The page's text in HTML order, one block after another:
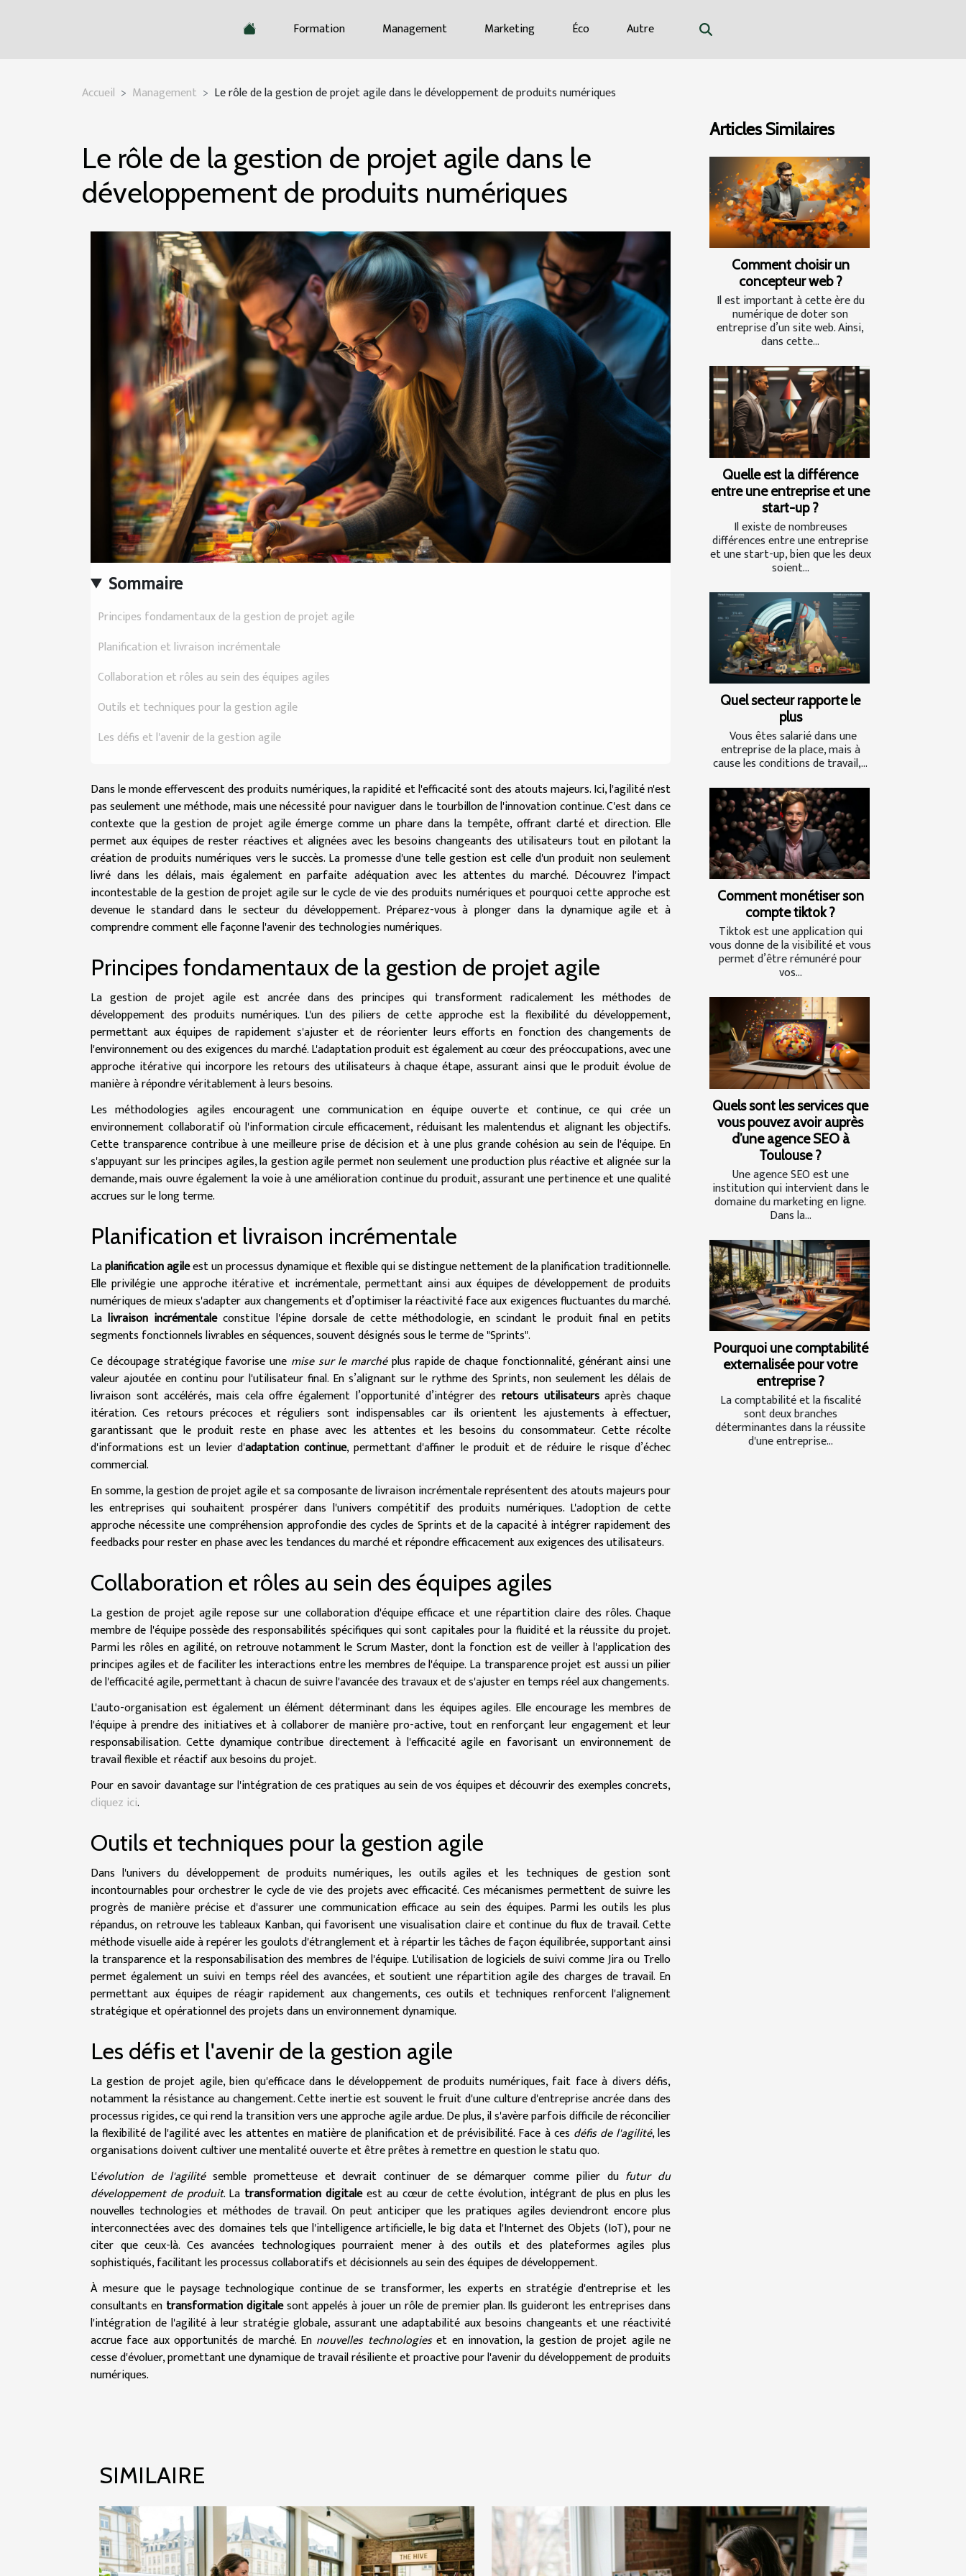
Formation Management Marketing Éco Autre
Accueil Management Le rôle de la gestion de projet agile dans le développement de produits numériques
Le rôle de la gestion de projet agile dans le
développement de produits numériques
Sommaire
Principes fondamentaux de la gestion de projet agile
Planification et livraison incrémentale
Collaboration et rôles au sein des équipes agiles
Outils et techniques pour la gestion agile
Les défis et l'avenir de la gestion agile
Dans le monde effervescent des produits numériques, la rapidité et l'efficacité sont des atouts majeurs. Ici, l'agilité n'est
pas seulement une méthode, mais une nécessité pour naviguer dans le tourbillon de l'innovation continue. C'est dans ce
contexte que la gestion de projet agile émerge comme un phare dans la tempête, offrant clarté et direction. Elle
permet aux équipes de rester réactives et alignées avec les besoins changeants des utilisateurs tout en pilotant la
création de produits numériques vers le succès. La promesse d'une telle gestion est celle d'un produit non seulement
livré dans les délais, mais également en parfaite adéquation avec les attentes du marché. Découvrez l'impact
incontestable de la gestion de projet agile sur le cycle de vie des produits numériques et pourquoi cette approche est
devenue le standard dans le secteur du développement. Préparez-vous à plonger dans la dynamique agile et à
comprendre comment elle façonne l'avenir des technologies numériques.
Principes fondamentaux de la gestion de projet agile
La gestion de projet agile est ancrée dans des principes qui transforment radicalement les méthodes de
développement des produits numériques. L'un des piliers de cette approche est la flexibilité du développement,
permettant aux équipes de rapidement s'ajuster et de réorienter leurs efforts en fonction des changements de
l'environnement ou des exigences du marché. L'adaptation produit est également au cœur des préoccupations, avec une
approche itérative qui incorpore les retours des utilisateurs à chaque étape, assurant ainsi que le produit évolue de
manière à répondre véritablement à leurs besoins.
Les méthodologies agiles encouragent une communication en équipe ouverte et continue, ce qui crée un
environnement collaboratif où l'information circule efficacement, réduisant les malentendus et alignant les objectifs.
Cette transparence contribue à une meilleure prise de décision et à une plus grande cohésion au sein de l'équipe. En
s'appuyant sur les principes agiles, la gestion agile permet non seulement une production plus réactive et alignée sur la
demande, mais ouvre également la voie à une amélioration continue du produit, assurant une pertinence et une qualité
accrues sur le long terme.
Planification et livraison incrémentale
Laplanification agileest un processus dynamique et flexible qui se distingue nettement de la planification traditionnelle.
Elle privilégie une approche itérative et incrémentale, permettant ainsi aux équipes de développement de produits
numériques de mieux s'adapter aux changements et d’optimiser la réactivité face aux exigences fluctuantes du marché.
Lalivraison incrémentaleconstitue l'épine dorsale de cette méthodologie, en scindant le produit final en petits
segments fonctionnels livrables en séquences, souvent désignés sous le terme de "Sprints".
Ce découpage stratégique favorise une mise sur le marchéplus rapide de chaque fonctionnalité, générant ainsi une
valeur ajoutée en continu pour l'utilisateur final. En s’alignant sur le rythme des Sprints, non seulement les délais de
livraison sont accélérés, mais cela offre également l’opportunité d’intégrer des retours utilisateursaprès chaque
itération. Ces retours précoces et réguliers sont indispensables car ils orientent les ajustements à effectuer,
garantissant que le produit reste en phase avec les attentes et les besoins du consommateur. Cette récolte
d'informations est un levier d'adaptation continue, permettant d'affiner le produit et de réduire le risque d’échec
commercial.
En somme, la gestion de projet agile et sa composante de livraison incrémentale représentent des atouts majeurs pour
les entreprises qui souhaitent prospérer dans l'univers compétitif des produits numériques. L'adoption de cette
approche nécessite une compréhension approfondie des cycles de Sprints et de la capacité à intégrer rapidement des
feedbacks pour rester en phase avec les tendances du marché et répondre efficacement aux exigences des utilisateurs.
Collaboration et rôles au sein des équipes agiles
La gestion de projet agile repose sur une collaboration d'équipe efficace et une répartition claire des rôles. Chaque
membre de l'équipe possède des responsabilités spécifiques qui sont capitales pour la fluidité et la réussite du projet.
Parmi les rôles en agilité, on retrouve notamment le Scrum Master, dont la fonction est de veiller à l'application des
principes agiles et de faciliter les interactions entre les membres de l'équipe. La transparence projet est aussi un pilier
de l'efficacité agile, permettant à chacun de suivre l'avancée des travaux et de s'ajuster en temps réel aux changements.
L'auto-organisation est également un élément déterminant dans les équipes agiles. Elle encourage les membres de
l'équipe à prendre des initiatives et à collaborer de manière pro-active, tout en renforçant leur engagement et leur
responsabilisation. Cette dynamique contribue directement à l'efficacité agile en favorisant un environnement de
travail flexible et réactif aux besoins du projet.
Pour en savoir davantage sur l'intégration de ces pratiques au sein de vos équipes et découvrir des exemples concrets,
cliquez ici.
Outils et techniques pour la gestion agile
Dans l'univers du développement de produits numériques, les outils agiles et les techniques de gestion sont
incontournables pour orchestrer le cycle de vie des projets avec efficacité. Ces mécanismes permettent de suivre les
progrès de manière précise et d'assurer une communication efficace au sein des équipes. Parmi les outils les plus
répandus, on retrouve les tableaux Kanban, qui favorisent une visualisation claire et continue du flux de travail. Cette
méthode visuelle aide à repérer les goulots d'étranglement et à répartir les tâches de façon équilibrée, supportant ainsi
la transparence et la responsabilisation des membres de l'équipe. L'utilisation de logiciels de suivi comme Jira ou Trello
permet également un suivi en temps réel des avancées, et soutient une répartition agile des charges de travail. En
permettant aux équipes de réagir rapidement aux changements, ces outils et techniques renforcent l'alignement
stratégique et opérationnel des projets dans un environnement dynamique.
Les défis et l'avenir de la gestion agile
La gestion de projet agile, bien qu'efficace dans le développement de produits numériques, fait face à divers défis,
notamment la résistance au changement. Cette inertie est souvent le fruit d'une culture d'entreprise ancrée dans des
processus rigides, ce qui rend la transition vers une approche agile ardue. De plus, il s'avère parfois difficile de réconcilier
la flexibilité de l'agilité avec les attentes en matière de planification et de prévisibilité. Face à ces défis de l'agilité, les
organisations doivent cultiver une mentalité ouverte et être prêtes à remettre en question le statu quo.
L'évolution de l'agilitésemble prometteuse et devrait continuer de se démarquer comme pilier du futur du
développement de produit. La transformation digitaleest au cœur de cette évolution, intégrant de plus en plus les
nouvelles technologies et méthodes de travail. On peut anticiper que les pratiques agiles deviendront encore plus
interconnectées avec des domaines tels que l'intelligence artificielle, le big data et l'Internet des Objets (IoT), pour ne
citer que ceux-là. Ces avancées technologiques pourraient mener à des outils et des plateformes agiles plus
sophistiqués, facilitant les processus collaboratifs et décisionnels au sein des équipes de développement.
À mesure que le paysage technologique continue de se transformer, les experts en stratégie d'entreprise et les
consultants en transformation digitalesont appelés à jouer un rôle de premier plan. Ils guideront les entreprises dans
l'intégration de l'agilité à leur stratégie globale, assurant une adaptabilité aux besoins changeants et une réactivité
accrue face aux opportunités de marché. En nouvelles technologieset en innovation, la gestion de projet agile ne
cesse d'évoluer, promettant une dynamique de travail résiliente et proactive pour l'avenir du développement de produits
numériques.
Articles Similaires
Comment choisir un
concepteur web ?
Il est important à cette ère du
numérique de doter son
entreprise d’un site web. Ainsi,
dans cette...
Quelle est la différence
entre une entreprise et une
start-up ?
Il existe de nombreuses
différences entre une entreprise
et une start-up, bien que les deux
soient...
Quel secteur rapporte le
plus
Vous êtes salarié dans une
entreprise de la place, mais à
cause les conditions de travail,...
Comment monétiser son
compte tiktok ?
Tiktok est une application qui
vous donne de la visibilité et vous
permet d’être rémunéré pour
vos...
Quels sont les services que
vous pouvez avoir auprès
d’une agence SEO à
Toulouse ?
Une agence SEO est une
institution qui intervient dans le
domaine du marketing en ligne.
Dans la...
Pourquoi une comptabilité
externalisée pour votre
entreprise ?
La comptabilité et la fiscalité
sont deux branches
déterminantes dans la réussite
d'une entreprise...
SIMILAIRE